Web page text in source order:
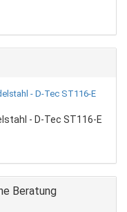
- D-Tec ST116-E
Beratung